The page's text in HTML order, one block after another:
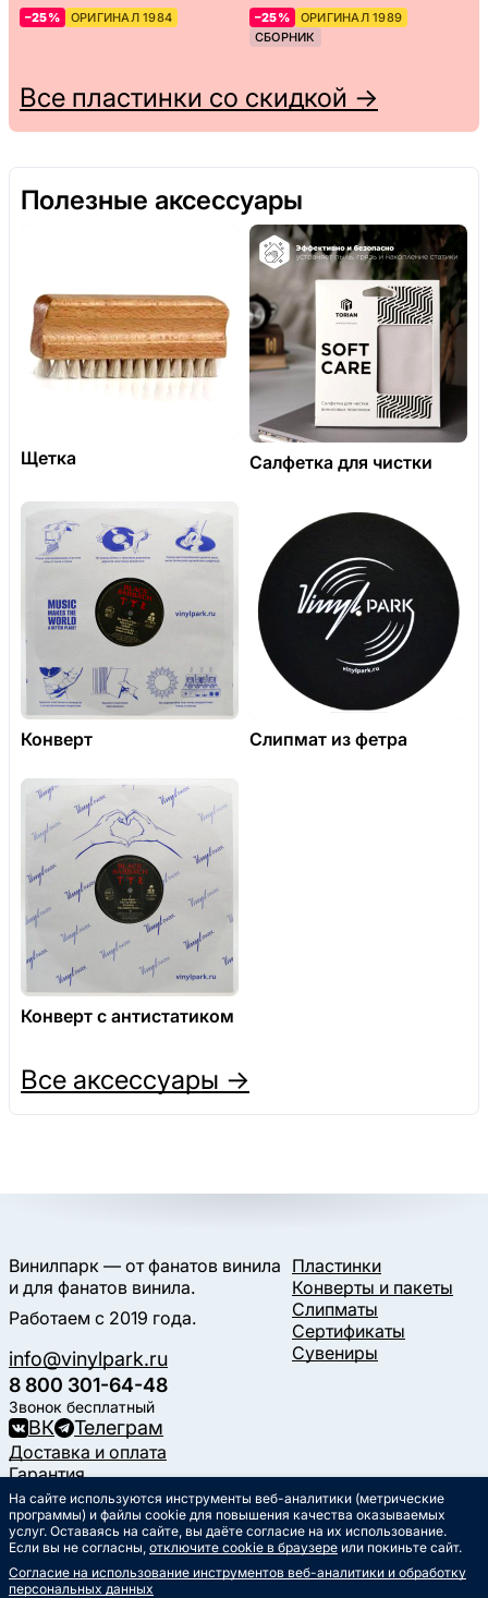
–25% ОРИГИНАЛ 1984 –25%
ОРИГИНАЛ 1989
СБОРНИК
Все пластинки со скидкой →
Полезные аксессуары
Щетка Салфетка для чистки
Конверт Слипмат из фетра
Конверт с антистатиком
Все аксессуары →
Винилпарк — от фанатов винила
и для фанатов винила.
Работаем с 2019 года.
info@vinylpark.ru
8 800 301-64-48
Звонок бесплатный
ВК Телеграм
Пластинки
Конверты и пакеты
Слипматы
Сертификаты
Сувениры
Доставка и оплата
Гарантия
Контакты
Статьи
Музыкальный календарь
Публичная оферта
На сайте используются инструменты веб-аналитики (метрические
программы) и файлы cookie для повышения качества оказываемых
услуг. Оставаясь на сайте, вы даёте согласие на их использование.
Если вы не согласны, отключите cookie в браузере или покиньте сайт.
Согласие на использование инструментов веб-аналитики и обработку
персональных данных